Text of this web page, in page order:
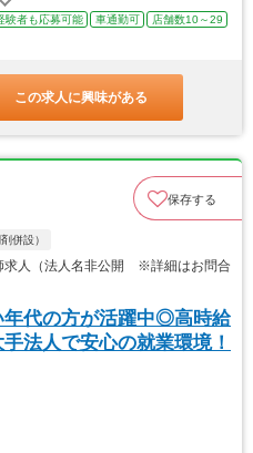
験者も応募可能 車通勤可
店舗数10～29
この求人に興味がある
保存する
併設）
求人（法人名非公開 ※詳細はお問合
年代の方が活躍中◎高時給
法人で安心の就業環境！